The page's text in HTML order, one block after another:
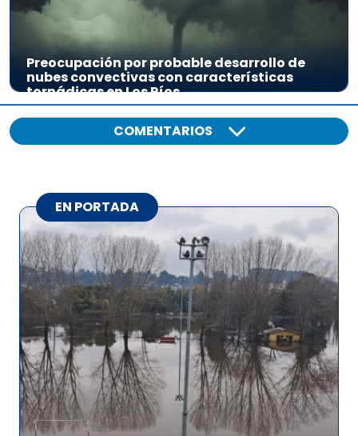
Preocupación por probable desarrollo de
nubes convectivas con características
tornádicas en Los Ríos
COMENTARIOS
EN PORTADA